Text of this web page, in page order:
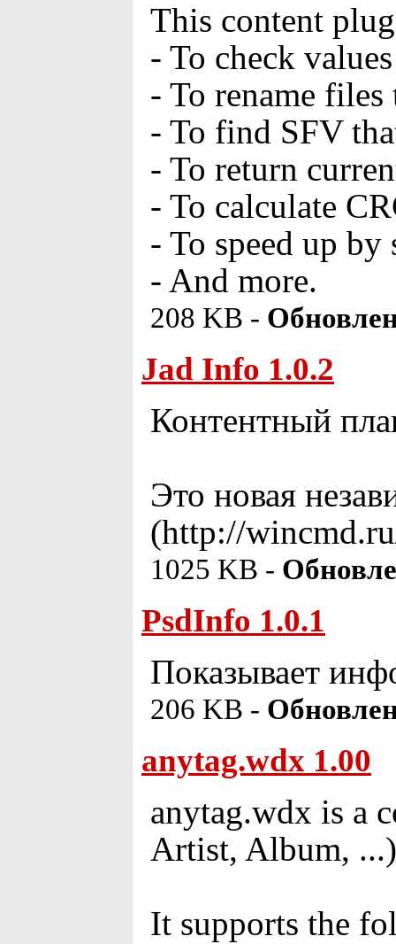
This content
- To check
- To rename
- To find SFV
- To return
- To calculate
- To speed up
- And more.
208 KB -
Jad Info 1.0.2
Контентный
Это новая
(http://
1025 KB -
PsdInfo 1.0.1
Показывает
206 KB -
anytag.wdx 1.00
anytag.wdx is a
Artist, Album,
It supports the